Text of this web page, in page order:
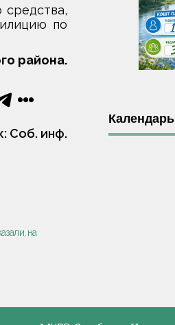
по
района.
Соб. инф.
на
Календарь